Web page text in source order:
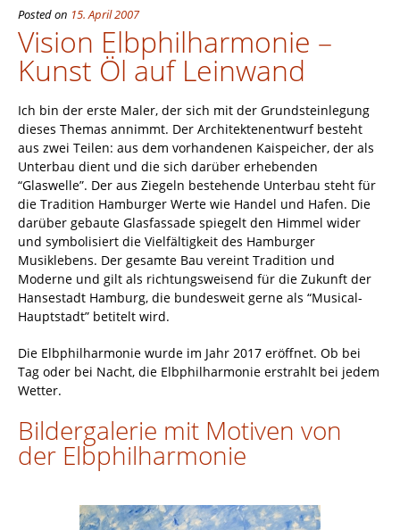
Posted on 15. April 2007
Vision Elbphilharmonie –
Kunst Öl auf Leinwand
Ich bin der erste Maler, der sich mit der Grundsteinlegung
dieses Themas annimmt. Der Architektenentwurf besteht
aus zwei Teilen: aus dem vorhandenen Kaispeicher, der als
Unterbau dient und die sich darüber erhebenden
“Glaswelle”. Der aus Ziegeln bestehende Unterbau steht für
die Tradition Hamburger Werte wie Handel und Hafen. Die
darüber gebaute Glasfassade spiegelt den Himmel wider
und symbolisiert die Vielfältigkeit des Hamburger
Musiklebens. Der gesamte Bau vereint Tradition und
Moderne und gilt als richtungsweisend für die Zukunft der
Hansestadt Hamburg, die bundesweit gerne als “Musical-
Hauptstadt” betitelt wird.
Die Elbphilharmonie wurde im Jahr 2017 eröffnet. Ob bei
Tag oder bei Nacht, die Elbphilharmonie erstrahlt bei jedem
Wetter.
Bildergalerie mit Motiven von
der Elbphilharmonie